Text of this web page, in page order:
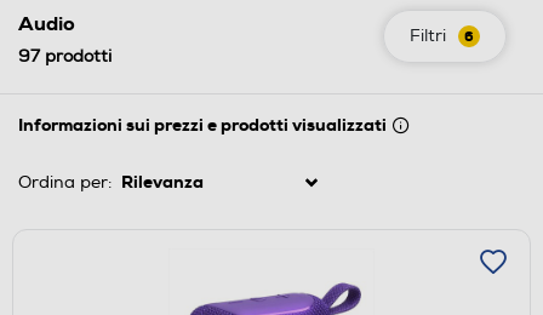
Filtri 6
Audio
97prodotti
Informazioni sui prezzi e prodotti visualizzati
Ordina per: